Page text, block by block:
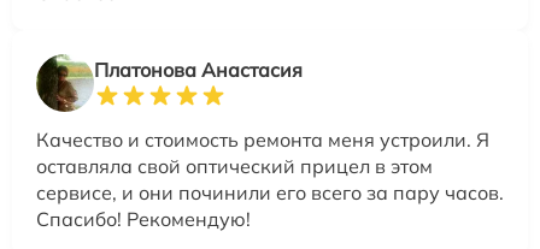
Платонова Анастасия
Качество и стоимость ремонта меня устроили. Я
оставляла свой оптический прицел в этом
сервисе, и они починили его всего за пару часов.
Спасибо! Рекомендую!